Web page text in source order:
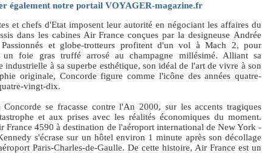
également notre portail VOYAGER-magazine.fr
et chefs d'Etat imposent leur autorité en négociant les affaires du
dans les cabines Air France conçues par la designeuse Andrée
Passionnés et globe-trotteurs profitent d'un vol à Mach 2, pour
un foie gras truffé arrosé au champagne millésimé. Alliant sa
industrielle à sa superbe esthétique, son idéal de l'art de vivre à son
originale, Concorde figure comme l'icône des années quatre-
vingt-dix.
Concorde se fracasse contre l'An 2000, sur les accents tragiques
et aux prises avec les réalités économiques du moment.
France 4590 à destination de l'aéroport international de New York -
s'écrase sur un hôtel environ 1 minute après son décollage
Paris-Charles-de-Gaulle. De cette histoire, Air France est un